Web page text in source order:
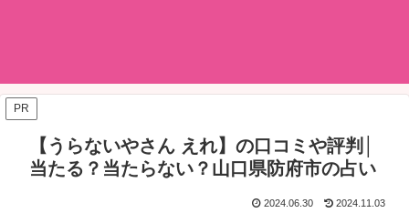
PR
【うらないやさん えれ】の口コミや評判│
当たる？当たらない？山口県防府市の占い
2024.06.30 2024.11.03